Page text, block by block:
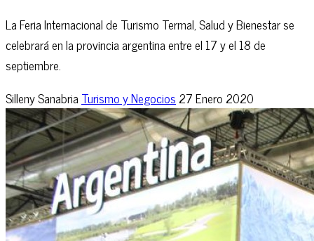
La Feria Internacional de Turismo Termal, Salud y Bienestar se
celebrará en la provincia argentina entre el 17 y el 18 de
septiembre.
Silleny SanabriaTurismo y Negocios 27 Enero 2020